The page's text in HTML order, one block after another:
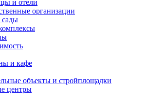
и отели
организации
сады
и кафе
объекты и стройплощадки
центры